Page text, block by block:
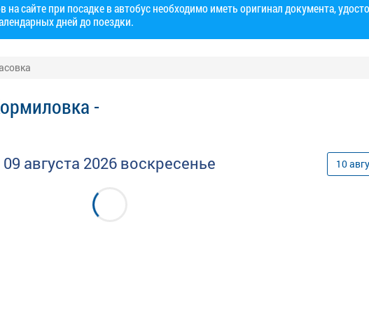
на сайте при посадке в автобус необходимо иметь оригинал документа,
дней до поездки.
-
09 августа 2026 воскресенье 10